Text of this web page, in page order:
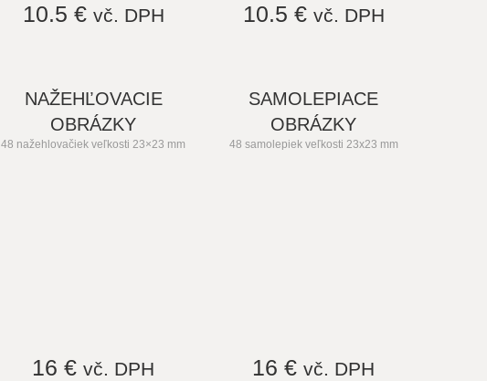
10.5 € vč. DPH 10.5 € vč. DPH
NAŽEHĽOVACIE
OBRÁZKY
48 nažehlovačiek veľkosti 23×23 mm
16 € vč. DPH
SAMOLEPIACE
OBRÁZKY
48 samolepiek veľkosti 23x23 mm
16 € vč. DPH